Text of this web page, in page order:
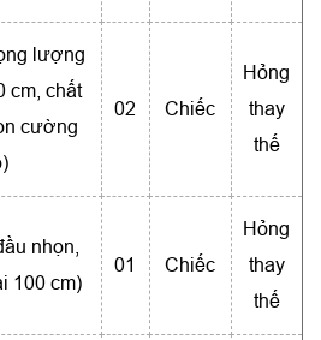
lượng
cm, chất
cường
02 Chiếc
Hỏng
thay
thế
nhọn,
100 cm)
01 Chiếc
Hỏng
thay
thế